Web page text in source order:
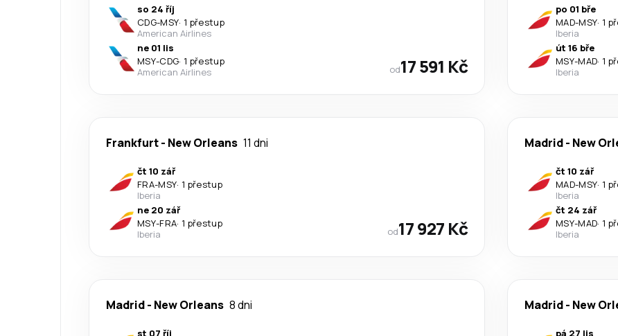
so 24 říj
CDG-MSY· 1 přestup
American Airlines
ne 01 lis
MSY-CDG· 1 přestup
American Airlines
od17 591 Kč
po 01 bře
MAD-MSY· 1
Iberia
út 16 bře
MSY-MAD· 1
Iberia
Frankfurt- New Orleans 11 dni
čt 10 zář
FRA-MSY· 1 přestup
Iberia
ne 20 zář
MSY-FRA· 1 přestup
Iberia
od17 927 Kč
Madrid- New
čt 10 zář
MAD-MSY· 1
Iberia
čt 24 zář
MSY-MAD· 1
Iberia
Madrid- New Orleans 8 dni
st 07 říj
Madrid- New
pá 27 lis